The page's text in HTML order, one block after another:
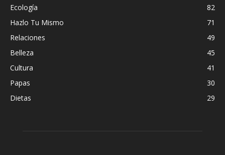
Ecología
82
Hazlo Tu Mismo
71
Relaciones
49
Belleza
45
Cultura
41
Papas
30
Dietas
29